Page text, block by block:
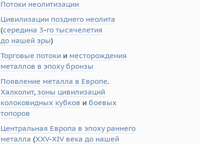
Потоки неолитизации
Цивилизации позднего неолита
(середина 3-го тысячелетия
до нашей эры)
Торговые потоки и месторождения
металлов в эпоху бронзы
Появление металла в Европе.
Халколит, зоны цивилизаций
колоковидных кубков и боевых
топоров
Центральная Европа в эпоху раннего
металла (XXV-XIV века до нашей